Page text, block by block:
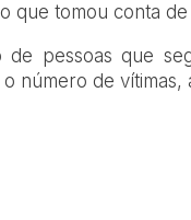
que tomou conta
de pessoas que
número de vítimas,